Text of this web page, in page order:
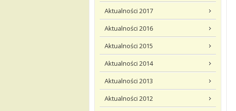
Aktualności 2017
Aktualności 2016
Aktualności 2015
Aktualności 2014
Aktualności 2013
Aktualności 2012